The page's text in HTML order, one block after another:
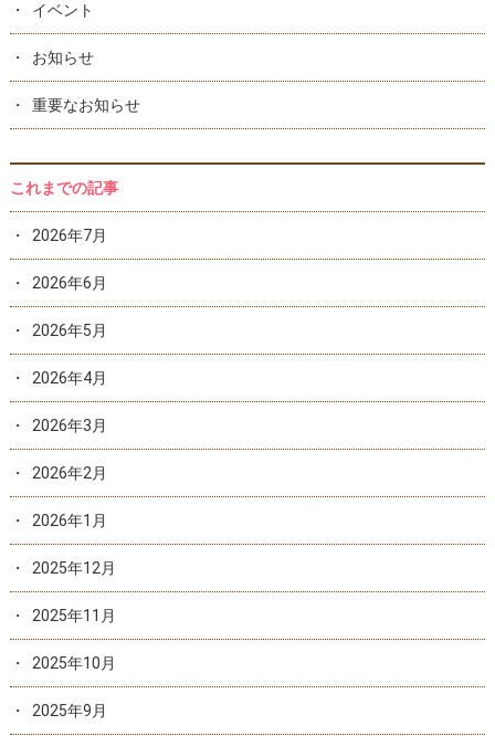
イベント
お知らせ
重要なお知らせ
これまでの記事
2026年7月
2026年6月
2026年5月
2026年4月
2026年3月
2026年2月
2026年1月
2025年12月
2025年11月
2025年10月
2025年9月